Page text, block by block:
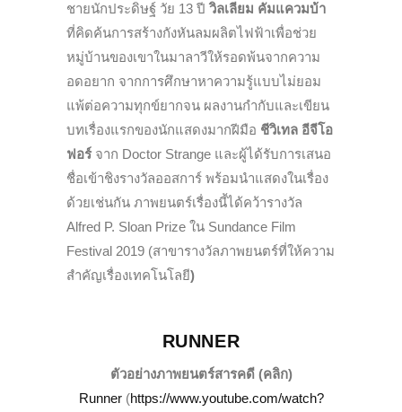
ชายนักประดิษฐ์ วัย 13 ปี วิลเลียม คัมแควมบ้า
ที่คิดค้นการสร้างกังหันลมผลิตไฟฟ้าเพื่อช่วย
หมู่บ้านของเขาในมาลาวีให้รอดพ้นจากความ
อดอยาก จากการศึกษาหาความรู้แบบไม่ยอม
แพ้ต่อความทุกข์ยากจน ผลงานกำกับและเขียน
บทเรื่องแรกของนักแสดงมากฝีมือ ชีวิเทล อีจีโอ
ฟอร์จาก Doctor Strange และผู้ได้รับการเสนอ
ชื่อเข้าชิงรางวัลออสการ์ พร้อมนำแสดงในเรื่อง
ด้วยเช่นกัน ภาพยนตร์เรื่องนี้ได้คว้ารางวัล
Alfred P. Sloan Prize ใน Sundance Film
Festival 2019 (สาขารางวัลภาพยนตร์ที่ให้ความ
สำคัญเรื่องเทคโนโลยี)
RUNNER
ตัวอย่างภาพยนตร์สารคดี (คลิก)
Runner(https://www.youtube.com/watch?